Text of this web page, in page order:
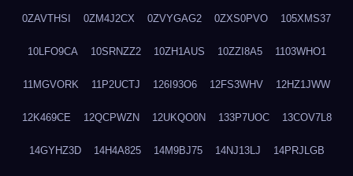
0ZAVTHSI 0ZM4J2CX 0ZVYGAG2 0ZXS0PVO 105XMS37
10LFO9CA 10SRNZZ2 10ZH1AUS 10ZZI8A5 1103WHO1
11MGVORK 11P2UCTJ 126I93O6 12FS3WHV 12HZ1JWW
12K469CE 12QCPWZN 12UKQO0N 133P7UOC 13COV7L8
14GYHZ3D 14H4A825 14M9BJ75 14NJ13LJ 14PRJLGB